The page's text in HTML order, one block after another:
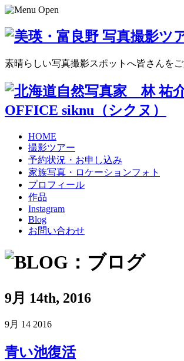
素晴らしい写真撮影スポットへ皆さんをご
HOME
撮影ツアー
予約状況・お申し込み
家族写真・ロケーションフォト
プロフィール
作品
Instagram
Blog
お問い合わせ
9月 14th, 2016
9月 14 2016
青い池復活